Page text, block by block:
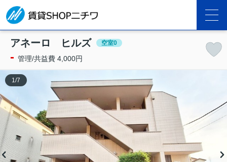
アネーロ ヒルズ 空室0
- 管理/共益費 4,000円
1 /7